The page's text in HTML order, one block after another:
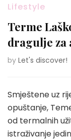
Lifestyle
Terme
dragulje za
by Let's discover!
Smještene uz
opuštanje,
od termalnih
istraživanje